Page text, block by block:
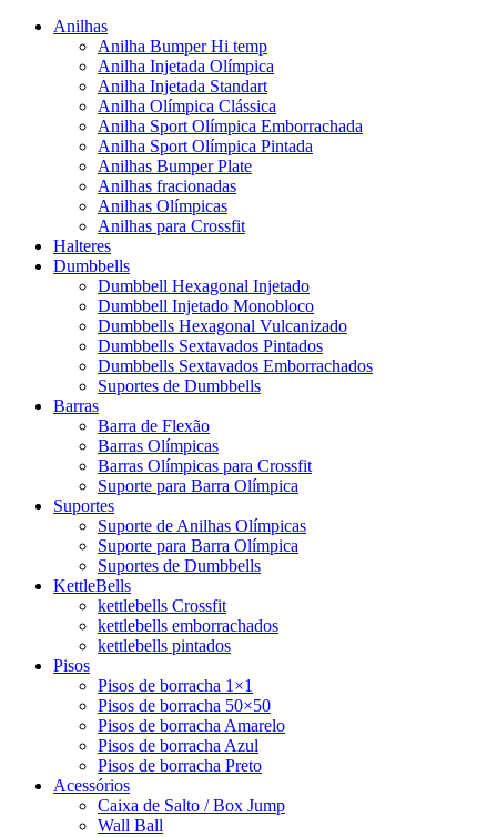
Anilhas
Anilha Bumper Hi temp
Anilha Injetada Olímpica
Anilha Injetada Standart
Anilha Olímpica Clássica
Anilha Sport Olímpica Emborrachada
Anilha Sport Olímpica Pintada
Anilhas Bumper Plate
Anilhas fracionadas
Anilhas Olímpicas
Anilhas para Crossfit
Halteres
Dumbbells
Dumbbell Hexagonal Injetado
Dumbbell Injetado Monobloco
Dumbbells Hexagonal Vulcanizado
Dumbbells Sextavados Pintados
Dumbbells Sextavados Emborrachados
Suportes de Dumbbells
Barras
Barra de Flexão
Barras Olímpicas
Barras Olímpicas para Crossfit
Suporte para Barra Olímpica
Suportes
Suporte de Anilhas Olímpicas
Suporte para Barra Olímpica
Suportes de Dumbbells
KettleBells
kettlebells Crossfit
kettlebells emborrachados
kettlebells pintados
Pisos
Pisos de borracha 1×1
Pisos de borracha 50×50
Pisos de borracha Amarelo
Pisos de borracha Azul
Pisos de borracha Preto
Acessórios
Caixa de Salto / Box Jump
Wall Ball